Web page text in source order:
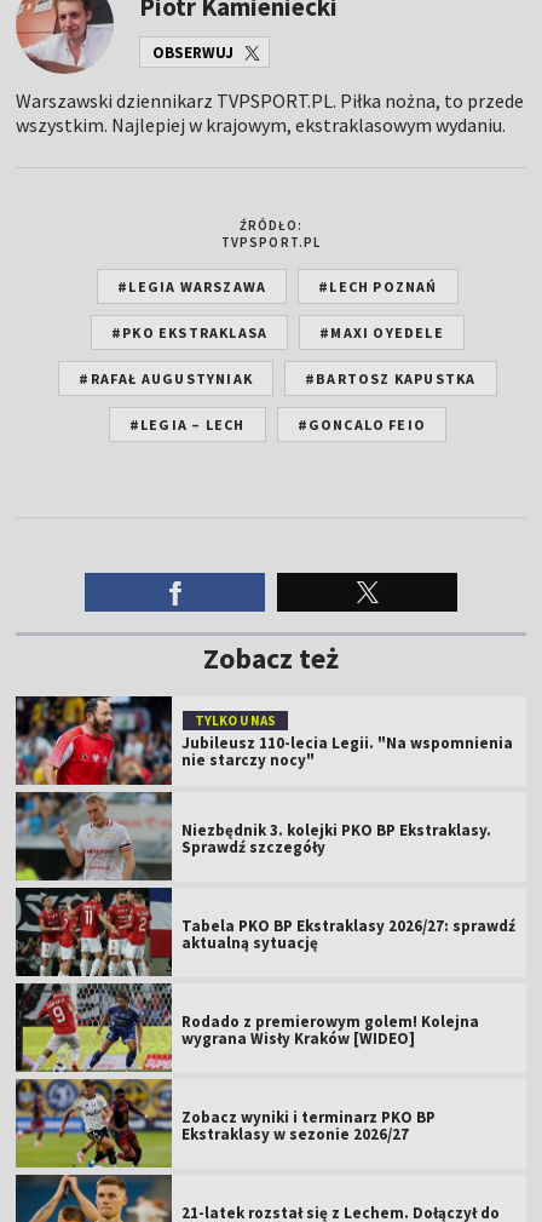
Piotr Kamieniecki
OBSERWUJ
Warszawski dziennikarz TVPSPORT.PL. Piłka nożna, to przede
wszystkim. Najlepiej w krajowym, ekstraklasowym wydaniu.
ŹRÓDŁO:
TVPSPORT.PL
#LEGIA WARSZAWA #LECH POZNAŃ
#PKO EKSTRAKLASA #MAXI OYEDELE
#RAFAŁ AUGUSTYNIAK #BARTOSZ KAPUSTKA
#LEGIA – LECH #GONCALO FEIO
Zobacz też
TYLKO U NAS
Jubileusz 110-lecia Legii. "Na wspomnienia
nie starczy nocy"
Niezbędnik 3. kolejki PKO BP Ekstraklasy.
Sprawdź szczegóły
Tabela PKO BP Ekstraklasy 2026/27: sprawdź
aktualną sytuację
Rodado z premierowym golem! Kolejna
wygrana Wisły Kraków [WIDEO]
Zobacz wyniki i terminarz PKO BP
Ekstraklasy w sezonie 2026/27
21-latek rozstał się z Lechem. Dołączył do